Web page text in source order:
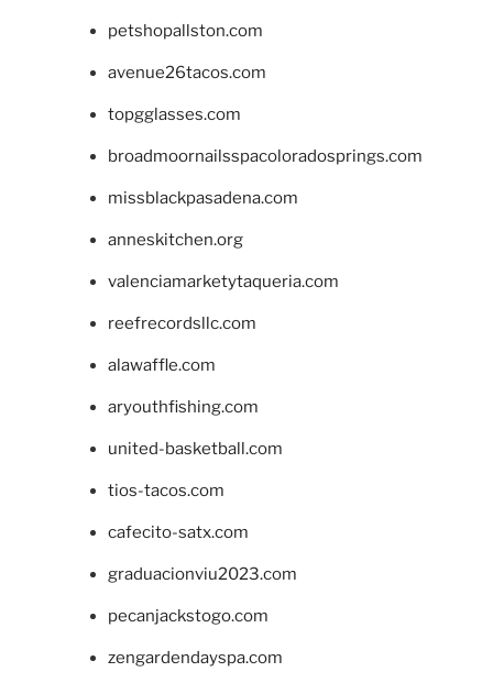
petshopallston.com
avenue26tacos.com
topgglasses.com
broadmoornailsspacoloradosprings.com
missblackpasadena.com
anneskitchen.org
valenciamarketytaqueria.com
reefrecordsllc.com
alawaffle.com
aryouthfishing.com
united-basketball.com
tios-tacos.com
cafecito-satx.com
graduacionviu2023.com
pecanjackstogo.com
zengardendayspa.com